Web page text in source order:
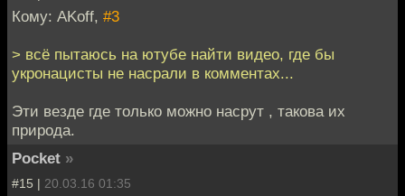
Кому: AKoff, #3
> всё пытаюсь на ютубе найти видео, где бы
укронацисты не насрали в комментах...
Эти везде где только можно насрут , такова их
природа.
Pocket »
#15 | 20.03.16 01:35